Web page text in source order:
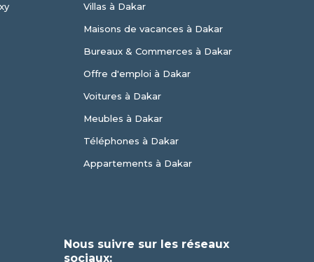
Villas à Dakar
Maisons de vacances à Dakar
Bureaux & Commerces à Dakar
Offre d'emploi à Dakar
Voitures à Dakar
Meubles à Dakar
Téléphones à Dakar
Appartements à Dakar
Nous suivre sur les réseaux
sociaux: